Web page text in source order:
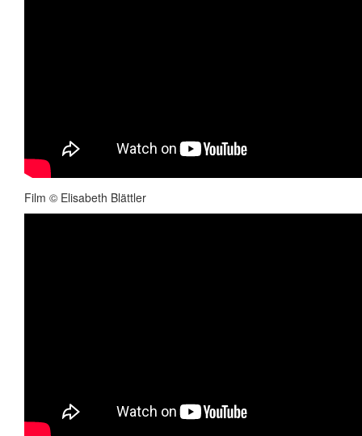
Film © Elisabeth Blättler